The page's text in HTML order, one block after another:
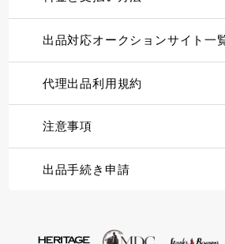
出品対応オークションサイト一
代理出品利用規約
注意事項
出品手続き申請